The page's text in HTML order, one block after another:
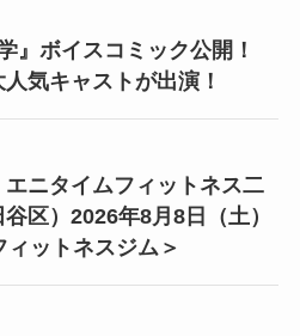
』ボイスコミック公開！
気キャストが出演！
エニタイムフィットネス二
区）2026年8月8日（土）
ィットネスジム＞